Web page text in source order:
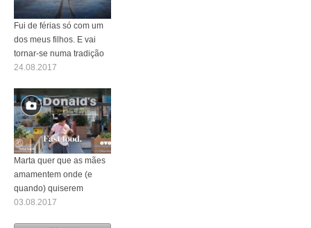
Fui de férias só com um
dos meus filhos. E vai
tornar-se numa tradição
24.08.2017
Marta quer que as mães
amamentem onde (e
quando) quiserem
03.08.2017